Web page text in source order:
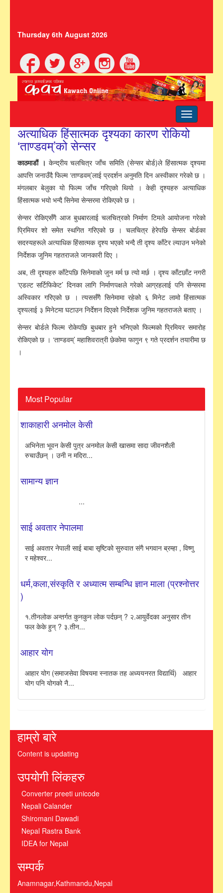
Thursday 6th August 2026
Toggle
navigation
अत्याधिक हिंसात्मक दृश्यका कारण रोकियो
‘ताण्डवम्’को सेन्सर
काठमाडौं । केन्द्रीय चलचित्र जाँच समिति (सेन्सर बोर्ड)ले हिंसात्मक दृश्यमा
आपत्ति जनाउँदै फिल्म ‘ताण्डवम्’लाई प्रदर्शन अनुमति दिन अस्वीकार गरेको छ ।
मंगलबार बेलुका यो फिल्म जाँच गरिएको थियो । केही दृश्यहरु अत्याधिक
हिंसात्मक भयो भन्दै सिनेमा सेन्सरमा रोकिएको छ ।
सेन्सर रोकिएसँगै आज बुधबारलाई चलचित्रको निर्माण टिमले आयोजना गरेको
प्रिमियर शो समेत स्थगित गरिएको छ । चलचित्र हेरेपछि सेन्सर बोर्डका
सदस्यहरूले अत्याधिक हिंसात्मक दृश्य भएको भन्दै ती दृश्य काँटेर ल्याउन भनेको
निर्देशक जुनिम गहतराजले जानकारी दिए ।
अब, ती दृश्यहरु काँटेपछि सिनेमाको जुन मर्म छ त्यो मर्छ । दृश्य काँटछाँट नगरी
‘एडल्ट सर्टिफिकेट’ दिनका लागि निर्माणपक्षले गरेको आग्रहलाई पनि सेन्सरमा
अस्विकार गरिएको छ । त्यससँगै सिनेमामा रहेको ६ मिनेट लामो हिंसात्मक
दृश्यलाई ३ मिनेटमा घटाउन निर्देशन दिएको निर्देशक जुनिम गहतराजले बताए ।
सेन्सर बोर्डले फिल्म रोकेपछि बुधबार हुने भनिएको फिल्मको प्रिमियर समारोह
रोकिएको छ । ‘ताण्डवम्’ महाशिवरात्री छेकोमा फागुन ९ गते प्रदर्शन तयारीमा छ
।
Most Popular
शाकाहारी अनमोल केसी
अभिनेता भूवन केसी पुत्र अनमोल केसी खासमा सादा जीवनशैली
रुचाउँछन् । उनी न मदिरा...
सामान्य ज्ञान
...
साई अवतार नेपालमा
साई अवतार नेपाली साई बाबा सृष्टिको सुरुवात संगै भगवान ब्रम्हा , विष्णु
र महेश्वर...
धर्म,कला,संस्कृति र अध्यात्म सम्बन्धि ज्ञान माला (प्रश्नोत्तर
)
१.तीनलोक अन्तर्गत कुनकुन लोक पर्दछन् ? २.आयुर्वेदका अनुसार तीन
फल केके हुन् ? ३.तीन...
आहार योग
आहार योग (समाजसेवा विषयमा स्नातक तह अध्ययनरत विद्यार्थि) आहार
योग पनि योगको नै...
हाम्रो बारे
Content is updating
उपयोगी लिंकहरु
Converter preeti unicode
Nepali Calander
Shiromani Dawadi
Nepal Rastra Bank
IDEA for Nepal
सम्पर्क
Anamnagar,Kathmandu,Nepal